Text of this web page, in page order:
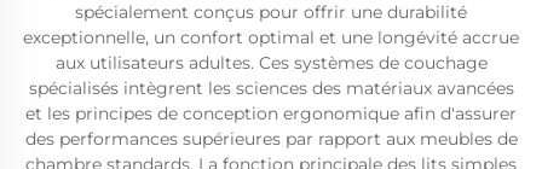
spécialement conçus pour offrir une durabilité
exceptionnelle, un confort optimal et une longévité accrue
aux utilisateurs adultes. Ces systèmes de couchage
spécialisés intègrent les sciences des matériaux avancées
et les principes de conception ergonomique afin d'assurer
des performances supérieures par rapport aux meubles de
chambre standards. La fonction principale des lits simples